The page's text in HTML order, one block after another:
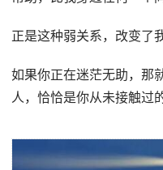
正是这种弱关系，改变了
如果你正在迷茫无助，那
人，恰恰是你从未接触过